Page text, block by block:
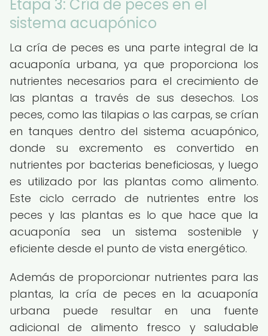
Etapa 3: Cría de peces en el
sistema acuapónico
La cría de peces es una parte integral de la
acuaponía urbana, ya que proporciona los
nutrientes necesarios para el crecimiento de
las plantas a través de sus desechos. Los
peces, como las tilapias o las carpas, se crían
en tanques dentro del sistema acuapónico,
donde su excremento es convertido en
nutrientes por bacterias beneficiosas, y luego
es utilizado por las plantas como alimento.
Este ciclo cerrado de nutrientes entre los
peces y las plantas es lo que hace que la
acuaponía sea un sistema sostenible y
eficiente desde el punto de vista energético.
Además de proporcionar nutrientes para las
plantas, la cría de peces en la acuaponía
urbana puede resultar en una fuente
adicional de alimento fresco y saludable